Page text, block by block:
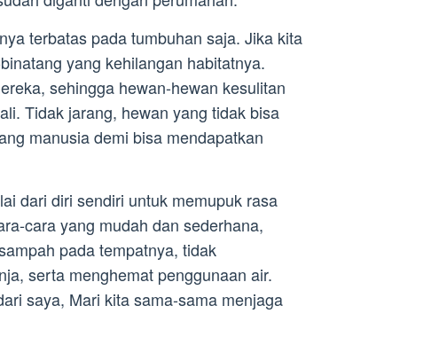
terbatas pada tumbuhan saja. Jika kita
yang kehilangan habitatnya.
sehingga hewan-hewan kesulitan
Tidak jarang, hewan yang tidak bisa
manusia demi bisa mendapatkan
dari diri sendiri untuk memupuk rasa
cara yang mudah dan sederhana,
pada tempatnya, tidak
serta menghemat penggunaan air.
saya, Mari kita sama-sama menjaga